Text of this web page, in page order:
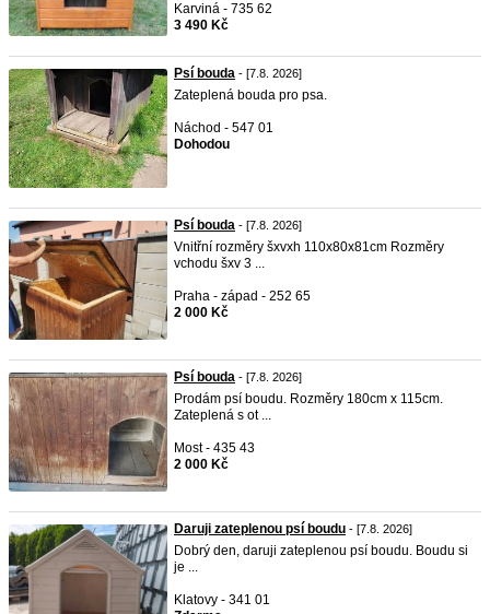
Karviná - 735 62
3 490 Kč
Psí bouda - [7.8. 2026]
Zateplená bouda pro psa.
Náchod - 547 01
Dohodou
Psí bouda - [7.8. 2026]
Vnitřní rozměry šxvxh 110x80x81cm Rozměry
vchodu šxv 3 ...
Praha - západ - 252 65
2 000 Kč
Psí bouda - [7.8. 2026]
Prodám psí boudu. Rozměry 180cm x 115cm.
Zateplená s ot ...
Most - 435 43
2 000 Kč
Daruji zateplenou psí boudu - [7.8. 2026]
Dobrý den, daruji zateplenou psí boudu. Boudu si
je ...
Klatovy - 341 01